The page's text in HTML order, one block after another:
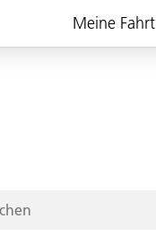
Meine Fahrt